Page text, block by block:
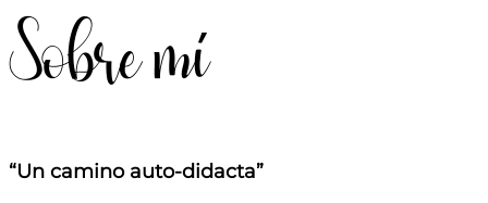
Sobre mí
“Un camino auto-didacta”